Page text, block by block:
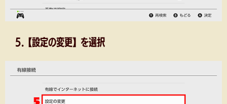
5.【設定の変更】を選択